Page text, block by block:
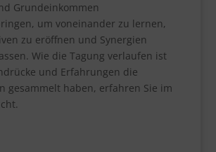
Grundeinkommen
um voneinander zu lernen,
zu eröffnen und Synergien
Wie die Tagung verlaufen ist
und Erfahrungen die
gesammelt haben, erfahren Sie im